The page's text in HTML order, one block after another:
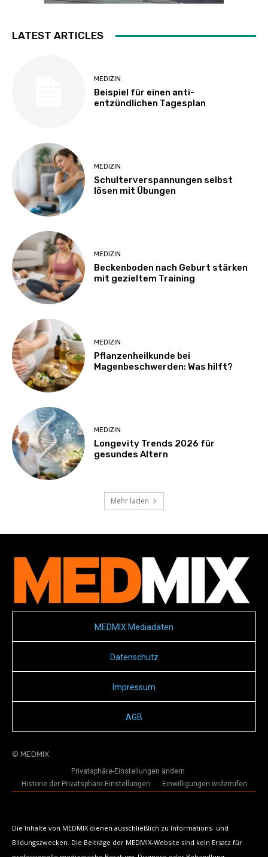
LATEST ARTICLES
MEDIZIN
Beispiel für einen anti-
entzündlichen Tagesplan
MEDIZIN
Schulterverspannungen selbst
lösen mit Übungen
MEDIZIN
Beckenboden nach Geburt stärken
mit gezieltem Training
MEDIZIN
Pflanzenheilkunde bei
Magenbeschwerden: Was hilft?
MEDIZIN
Longevity Trends 2026 für
gesundes Altern
Mehr laden
MEDMIX Mediadaten
Datenschutz
Impressum
AGB
© MEDMIX
Privatsphäre-Einstellungen ändern
Historie der Privatsphäre-Einstellungen
Einwilligungen widerrufen
Die Inhalte von MEDMIX dienen ausschließlich zu Informations- und
Bildungszwecken. Die Beiträge der MEDMIX-Website sind kein Ersatz für